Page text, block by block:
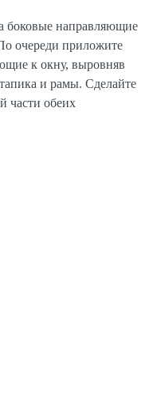
боковые направляющие
очереди приложите
к окну, выровняв
и рамы. Сделайте
части обеих